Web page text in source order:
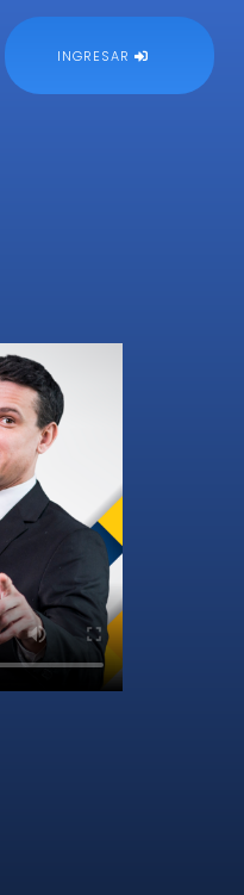
INGRESAR